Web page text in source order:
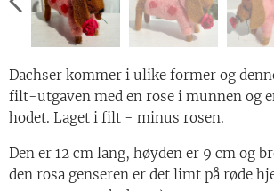
Dachser kommer i ulike former og
filt-utgaven med en rose i munnen og
hodet. Laget i filt - minus rosen.
Den er 12 cm lang, høyden er 9 cm og
den rosa genseren er det limt på røde